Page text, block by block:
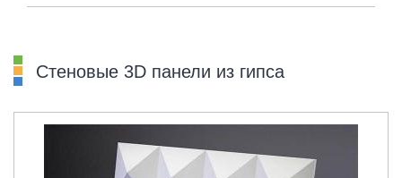
Стеновые 3D панели из гипса